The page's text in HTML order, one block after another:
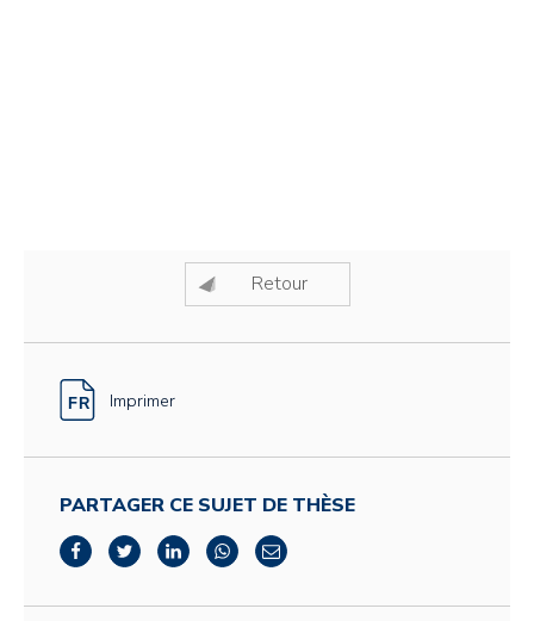
Retour
Imprimer
PARTAGER CE SUJET DE THÈSE